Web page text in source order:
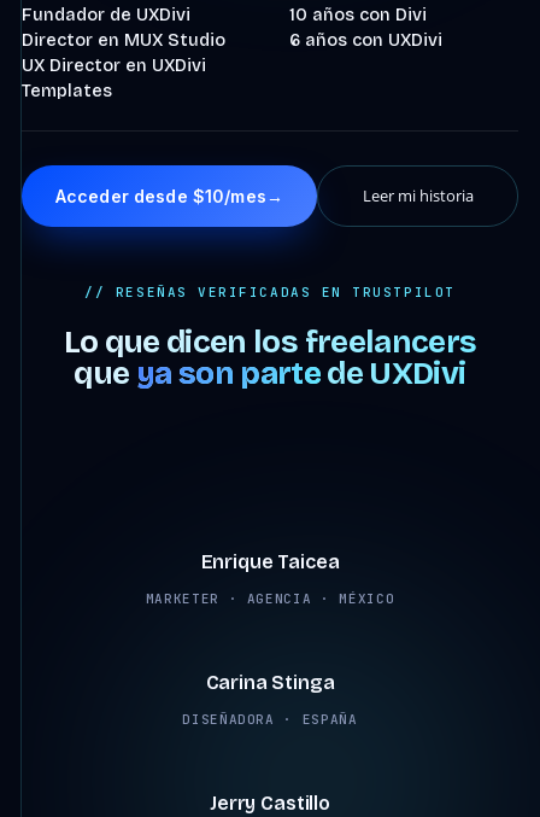
Fundador de UXDivi
Director en MUX Studio
UX Director en UXDivi
Templates
10 años con Divi
6 años con UXDivi
Acceder desde $10/mes→ Leer mi historia
// RESEÑAS VERIFICADAS EN TRUSTPILOT
Lo que dicen los freelancers
que ya son partede UXDivi
Enrique Taicea
MARKETER · AGENCIA · MÉXICO
Carina Stinga
DISEÑADORA · ESPAÑA
Jerry Castillo